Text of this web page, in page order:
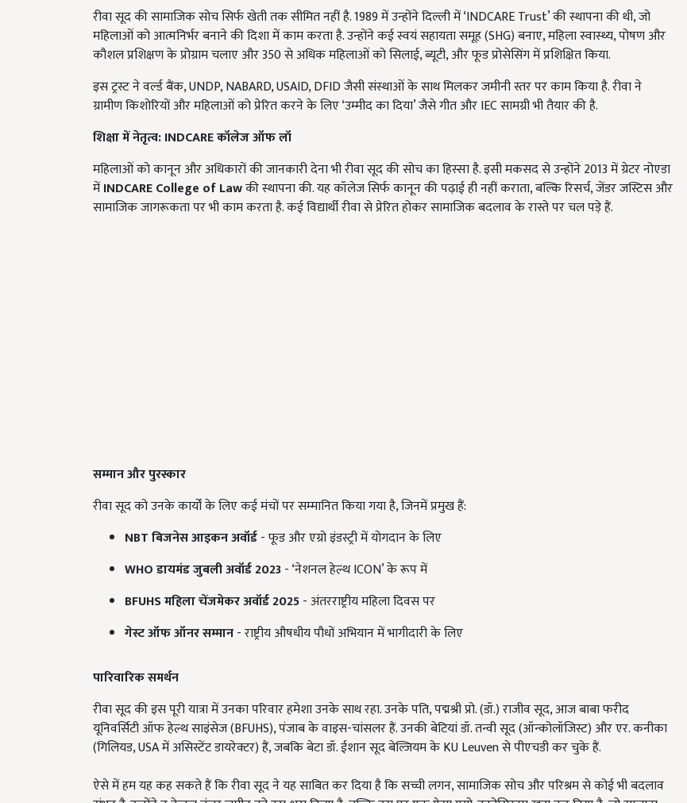
रीवा सूद की सामाजिक सोच सिर्फ खेती तक सीमित नहीं है. 1989 में उन्होंने दिल्ली में ‘INDCARE Trust’ की स्थापना की थी, जो
महिलाओं को आत्मनिर्भर बनाने की दिशा में काम करता है. उन्होंने कई स्वयं सहायता समूह (SHG) बनाए, महिला स्वास्थ्य, पोषण और
कौशल प्रशिक्षण के प्रोग्राम चलाए और 350 से अधिक महिलाओं को सिलाई, ब्यूटी, और फूड प्रोसेसिंग में प्रशिक्षित किया.
इस ट्रस्ट ने वर्ल्ड बैंक, UNDP, NABARD, USAID, DFID जैसी संस्थाओं के साथ मिलकर जमीनी स्तर पर काम किया है. रीवा ने
ग्रामीण किशोरियों और महिलाओं को प्रेरित करने के लिए ‘उम्मीद का दिया’ जैसे गीत और IEC सामग्री भी तैयार की है.
शिक्षा में नेतृत्व: INDCAREकॉलेज ऑफ लॉ
महिलाओं को कानून और अधिकारों की जानकारी देना भी रीवा सूद की सोच का हिस्सा है. इसी मकसद से उन्होंने 2013 में ग्रेटर नोएडा
मेंINDCARE College of Lawकी स्थापना की. यह कॉलेज सिर्फ कानून की पढ़ाई ही नहीं कराता, बल्कि रिसर्च, जेंडर जस्टिस और
सामाजिक जागरूकता पर भी काम करता है. कई विद्यार्थी रीवा से प्रेरित होकर सामाजिक बदलाव के रास्ते पर चल पड़े हैं.
सम्मान और पुरस्कार
रीवा सूद को उनके कार्यों के लिए कई मंचों पर सम्मानित किया गया है, जिनमें प्रमुख हैं:
NBTबिजनेस आइकन अवॉर्ड- फूड और एग्रो इंडस्ट्री में योगदान के लिए
WHOडायमंड जुबली अवॉर्ड 2023- ‘नेशनल हेल्थ ICON’ के रूप में
BFUHSमहिला चेंजमेकर अवॉर्ड 2025- अंतरराष्ट्रीय महिला दिवस पर
गेस्ट ऑफ ऑनर सम्मान- राष्ट्रीय औषधीय पौधों अभियान में भागीदारी के लिए
पारिवारिक समर्थन
रीवा सूद की इस पूरी यात्रा में उनका परिवार हमेशा उनके साथ रहा. उनके पति, पद्मश्री प्रो. (डॉ.) राजीव सूद, आज बाबा फरीद
यूनिवर्सिटी ऑफ हेल्थ साइंसेज (BFUHS), पंजाब के वाइस-चांसलर हैं. उनकी बेटियां डॉ. तन्वी सूद (ऑन्कोलॉजिस्ट) और एर. कनीका
(गिलियड, USA में असिस्टेंट डायरेक्टर) हैं, जबकि बेटा डॉ. ईशान सूद बेल्जियम के KU Leuven से पीएचडी कर चुके हैं.
ऐसे में हम यह कह सकते हैं कि रीवा सूद ने यह साबित कर दिया है कि सच्ची लगन, सामाजिक सोच और परिश्रम से कोई भी बदलाव